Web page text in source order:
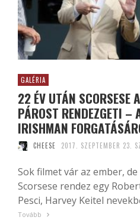
GALÉRIA
22 ÉV UTÁN SCORSESE
PÁROST RENDEZGETI –
IRISHMAN
CHEESE 2017. SZEPTEMBER 23.
Sok filmet vár az ember,
Scorsese rendez egy
Pesci, Harvey Keitel
Tovább